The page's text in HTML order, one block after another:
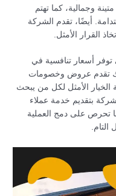
وجمالية، كما تهتم
أيضًا، تقدم الشركة
القرار الأمثل.
أسعار تنافسية في
تقدم عروض وخصومات
الخيار الأمثل لكل من يبحث
بتقديم خدمة عملاء
تحرص على دمج العملية